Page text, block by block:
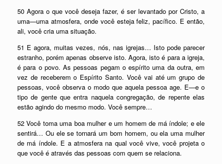
50 Agora o que você deseja fazer, é ser levantado por Cristo, a
uma—uma atmosfera, onde você esteja feliz, pacífico. E então,
ali, você cria uma situação.
51 E agora, muitas vezes, nós, nas igrejas… Isto pode parecer
estranho, porém apenas observe isto. Agora, isto é para a igreja,
é para o povo. As pessoas pegam o espírito uma da outra, em
vez de receberem o Espírito Santo. Você vai até um grupo de
pessoas, você observa o modo que aquela pessoa age. E—e o
tipo de gente que entra naquela congregação, de repente elas
estão agindo do mesmo modo. Você sempre…
52 Você toma uma boa mulher e um homem de má índole; e ele
sentirá… Ou ele se tornará um bom homem, ou ela uma mulher
de má índole. E a atmosfera na qual você vive, você projeta o
que você é através das pessoas com quem se relaciona.